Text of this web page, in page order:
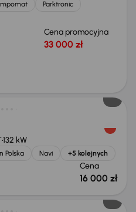
Parktronic
Cena promocyjna
33 000 zł
132 kW
Polska Navi +5 kolejnych
Cena
16 000 zł